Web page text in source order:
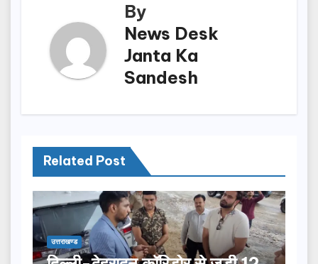
By
News Desk
Janta Ka
Sandesh
Related Post
उत्तराखण्ड